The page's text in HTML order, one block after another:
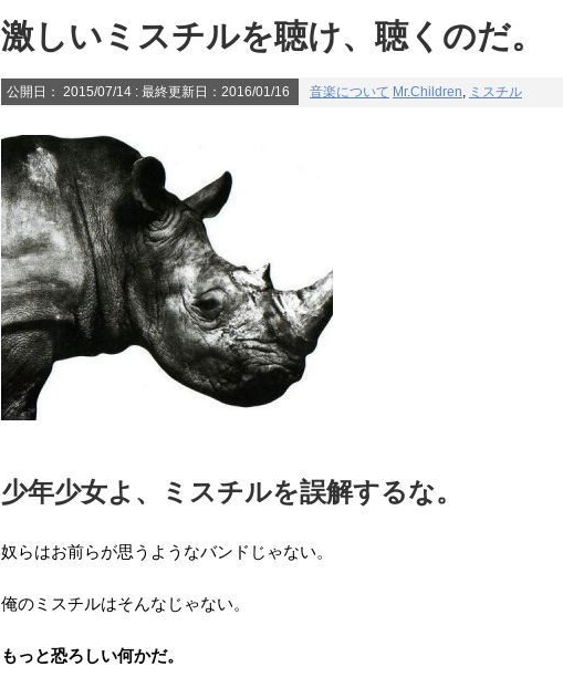
激しいミスチルを聴け、聴くのだ。
公開日： 2015/07/14 : 最終更新日：2016/01/16 音楽について Mr.Children, ミスチル
少年少女よ、ミスチルを誤解するな。
奴らはお前らが思うようなバンドじゃない。
俺のミスチルはそんなじゃない。
もっと恐ろしい何かだ。